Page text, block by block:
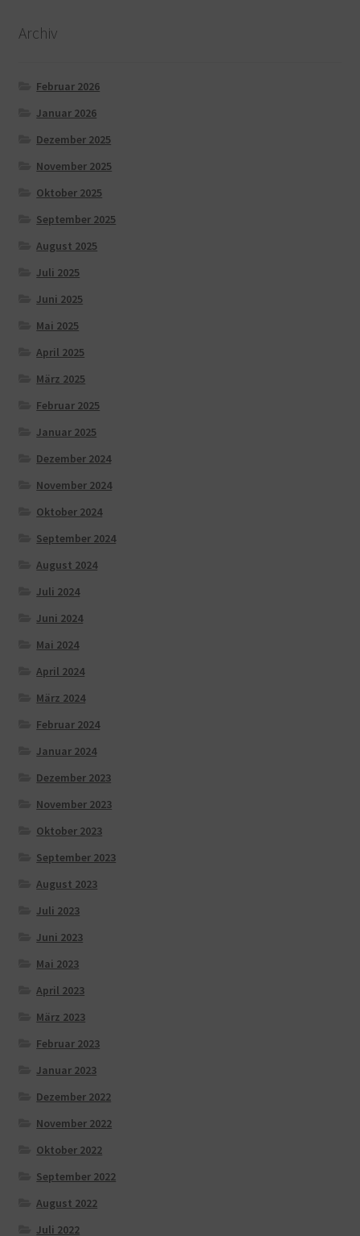
Archiv
Februar 2026
Januar 2026
Dezember 2025
November 2025
Oktober 2025
September 2025
August 2025
Juli 2025
Juni 2025
Mai 2025
April 2025
März 2025
Februar 2025
Januar 2025
Dezember 2024
November 2024
Oktober 2024
September 2024
August 2024
Juli 2024
Juni 2024
Mai 2024
April 2024
März 2024
Februar 2024
Januar 2024
Dezember 2023
November 2023
Oktober 2023
September 2023
August 2023
Juli 2023
Juni 2023
Mai 2023
April 2023
März 2023
Februar 2023
Januar 2023
Dezember 2022
November 2022
Oktober 2022
September 2022
August 2022
Juli 2022